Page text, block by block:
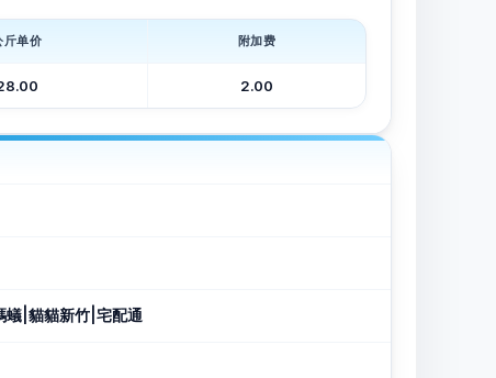
斤单价 附加费
2.00
|貓貓新竹|宅配通